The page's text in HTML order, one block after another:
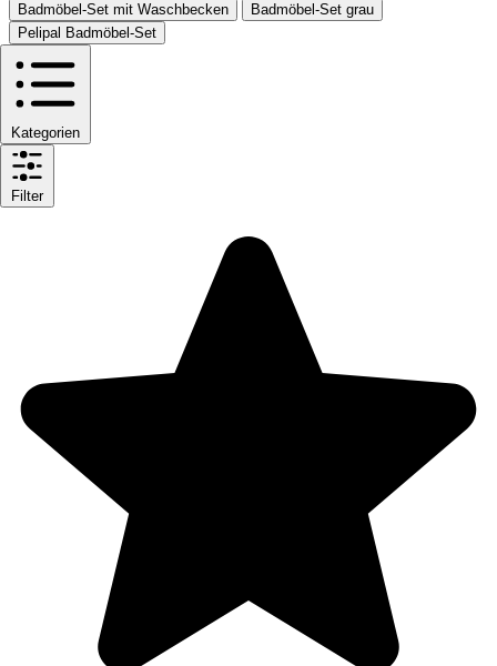
Badmöbel-Set mit Waschbecken
Badmöbel-Set grau
Pelipal Badmöbel-Set
Kategorien
Filter